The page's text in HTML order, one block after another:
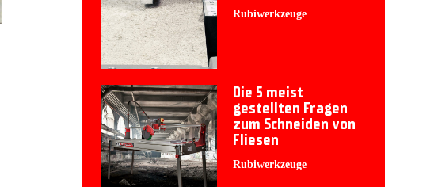
Rubiwerkzeuge
Die 5 meist
gestellten Fragen
zum Schneiden von
Fliesen
Rubiwerkzeuge